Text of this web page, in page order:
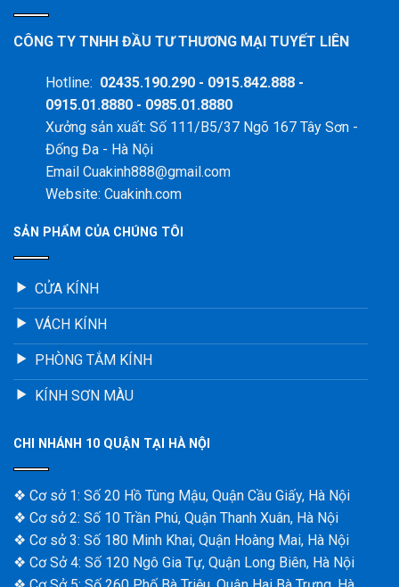
CÔNG TY TNHH ĐẦU TƯ THƯƠNG MẠI TUYẾT LIÊN
Hotline: 02435.190.290 - 0915.842.888 -
0915.01.8880 - 0985.01.8880
Xưởng sản xuất: Số 111/B5/37 Ngõ 167 Tây Sơn -
Đống Đa - Hà Nội
Email Cuakinh888@gmail.com
Website: Cuakinh.com
SẢN PHẨM CỦA CHÚNG TÔI
CỬA KÍNH
VÁCH KÍNH
PHÒNG TẮM KÍNH
KÍNH SƠN MÀU
CHI NHÁNH 10 QUẬN TẠI HÀ NỘI
❖ Cơ sở 1: Số 20 Hồ Tùng Mậu, Quận Cầu Giấy, Hà Nội
❖ Cơ sở 2: Số 10 Trần Phú, Quận Thanh Xuân, Hà Nội
❖ Cơ sở 3: Số 180 Minh Khai, Quận Hoàng Mai, Hà Nội
❖ Cơ Sở 4: Số 120 Ngô Gia Tự, Quận Long Biên, Hà Nội